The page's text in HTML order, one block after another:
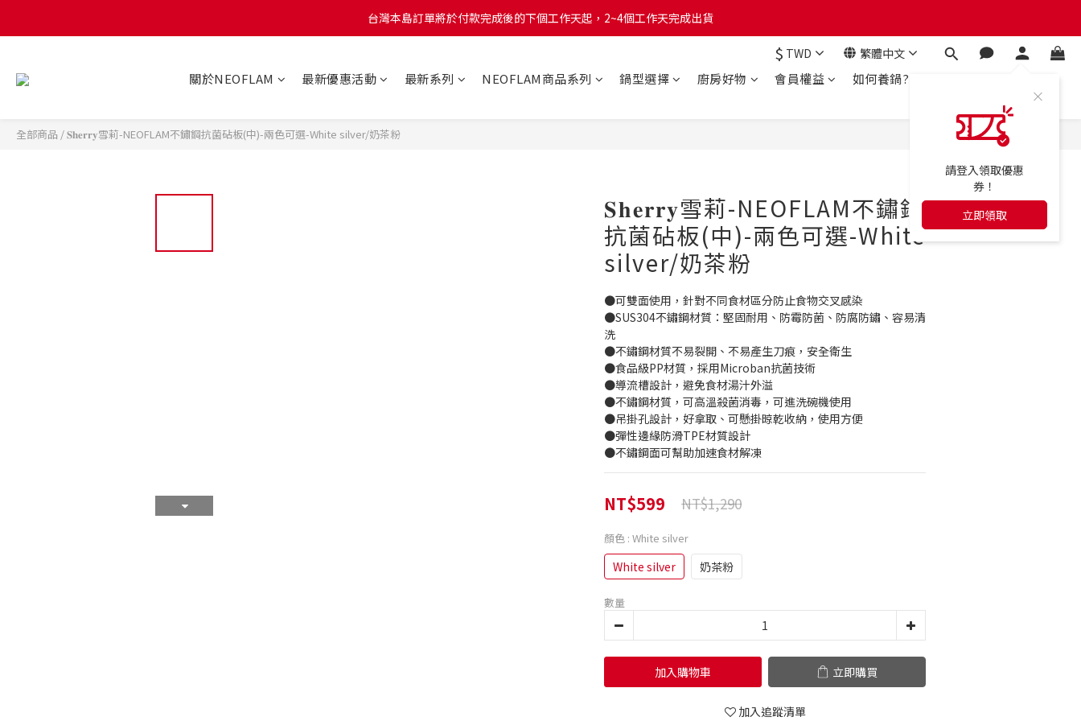
台灣本島訂單將於付款完成後的下個工作天起，2~4個工作天完成出貨
台灣本島訂單將於付款完成後的下個工作天起，2~4個工作天完成出貨
台灣本島訂單將於付款完成後的下個工作天起，2~4個工作天完成出貨
$ TWD 繁體中文
請登入領取優惠
券！
立即領取
關於NEOFLAM 最新優惠活動 最新系列 NEOFLAM商品系列 鍋型選擇 廚房好物 會員權益 如何養鍋?
全部商品 /𝐒𝐡𝐞𝐫𝐫𝐲雪莉-NEOFLAM不鏽鋼抗菌砧板(中)-兩色可選-White silver/奶茶粉
𝐒𝐡𝐞𝐫𝐫𝐲雪莉-NEOFLAM不鏽鋼
抗菌砧板(中)-兩色可選-White
silver/奶茶粉
●可雙面使用，針對不同食材區分防止食物交叉感染
●SUS304不鏽鋼材質：堅固耐用、防霉防菌、防腐防鏽、容易清
洗
●不鏽鋼材質不易裂開、不易產生刀痕，安全衛生
●食品級PP材質，採用Microban抗菌技術
●導流槽設計，避免食材湯汁外溢
●不鏽鋼材質，可高溫殺菌消毒，可進洗碗機使用
●吊掛孔設計，好拿取、可懸掛晾乾收納，使用方便
●彈性邊緣防滑TPE材質設計
●不鏽鋼面可幫助加速食材解凍
NT$599 NT$1,290
顏色 : White silver
White silver 奶茶粉
數量
加入購物車 立即購買
加入追蹤清單